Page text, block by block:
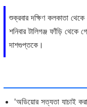
শুক্রবার দক্ষিণ কলকাতা
শনিবার টালিগঞ্জ ফাঁড়ি থেকে
দাশগুপ্তকে।
'অডিয়োর সত্যতা যাচাই